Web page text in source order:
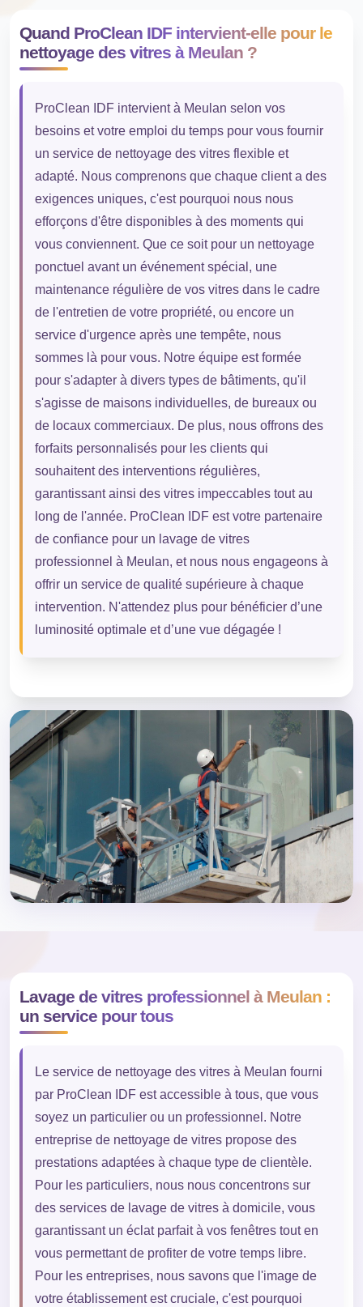
Quand ProClean IDF intervient-elle pour le
nettoyage des vitres à Meulan ?
ProClean IDF intervient à Meulan selon vos
besoins et votre emploi du temps pour vous fournir
un service de nettoyage des vitres flexible et
adapté. Nous comprenons que chaque client a des
exigences uniques, c'est pourquoi nous nous
efforçons d'être disponibles à des moments qui
vous conviennent. Que ce soit pour un nettoyage
ponctuel avant un événement spécial, une
maintenance régulière de vos vitres dans le cadre
de l'entretien de votre propriété, ou encore un
service d'urgence après une tempête, nous
sommes là pour vous. Notre équipe est formée
pour s'adapter à divers types de bâtiments, qu'il
s'agisse de maisons individuelles, de bureaux ou
de locaux commerciaux. De plus, nous offrons des
forfaits personnalisés pour les clients qui
souhaitent des interventions régulières,
garantissant ainsi des vitres impeccables tout au
long de l'année. ProClean IDF est votre partenaire
de confiance pour un lavage de vitres
professionnel à Meulan, et nous nous engageons à
offrir un service de qualité supérieure à chaque
intervention. N'attendez plus pour bénéficier d’une
luminosité optimale et d’une vue dégagée !
Lavage de vitres professionnel à Meulan :
un service pour tous
Le service de nettoyage des vitres à Meulan fourni
par ProClean IDF est accessible à tous, que vous
soyez un particulier ou un professionnel. Notre
entreprise de nettoyage de vitres propose des
prestations adaptées à chaque type de clientèle.
Pour les particuliers, nous nous concentrons sur
des services de lavage de vitres à domicile, vous
garantissant un éclat parfait à vos fenêtres tout en
vous permettant de profiter de votre temps libre.
Pour les entreprises, nous savons que l'image de
votre établissement est cruciale, c'est pourquoi